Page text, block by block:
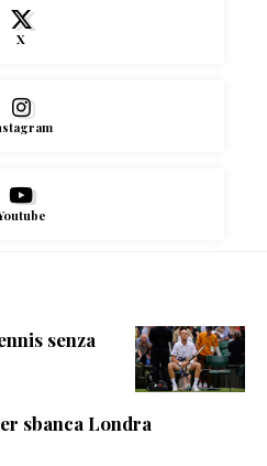
X
senza
sbanca Londra